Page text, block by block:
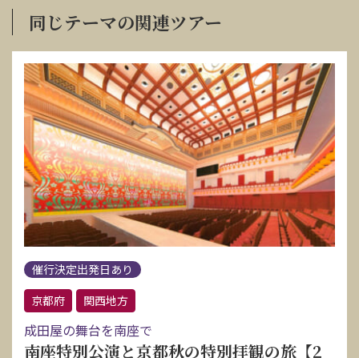
同じテーマの関連ツアー
催行決定出発日あり
京都府
関西地方
成田屋の舞台を南座で
南座特別公演と京都秋の特別拝観の旅【2